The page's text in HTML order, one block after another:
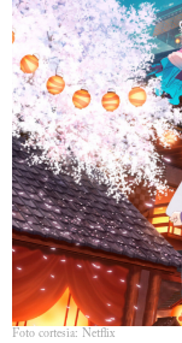
Foto cortesia: Netflix